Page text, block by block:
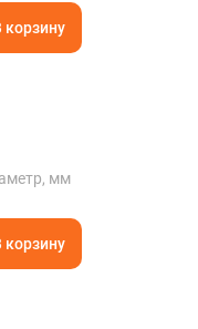
корзину
мм
корзину